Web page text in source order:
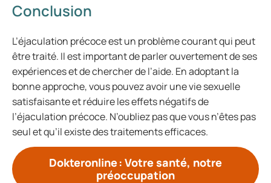
Conclusion
L’éjaculation précoce est un problème courant qui peut
être traité. Il est important de parler ouvertement de ses
expériences et de chercher de l’aide. En adoptant la
bonne approche, vous pouvez avoir une vie sexuelle
satisfaisante et réduire les effets négatifs de
l’éjaculation précoce. N’oubliez pas que vous n’êtes pas
seul et qu’il existe des traitements efficaces.
Dokteronline : Votre santé, notre
préoccupation